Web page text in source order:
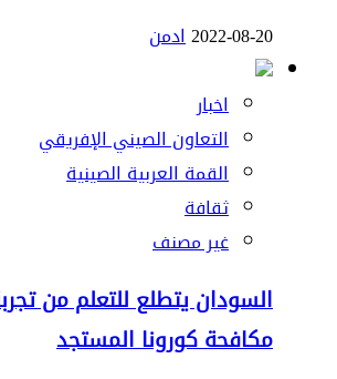
2022-08-20ادمن
اخبار
التعاون الصيني الإفريقي
القمة العربية الصينية
ثقافة
غير مصنف
السودان يتطلع للتعلم من
مكافحة كورونا المستجد